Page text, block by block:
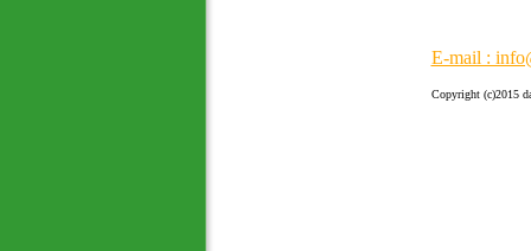
E-mail :
Copyright (c)2015